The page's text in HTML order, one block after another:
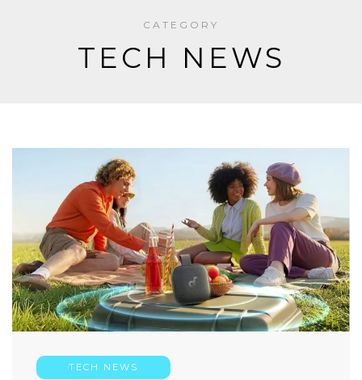
CATEGORY
TECH NEWS
TECH NEWS